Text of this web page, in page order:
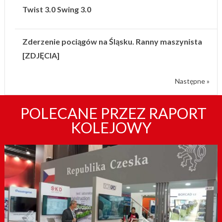
Twist 3.0 Swing 3.0
Zderzenie pociągów na Śląsku. Ranny maszynista
[ZDJĘCIA]
Następne »
POLECANE PRZEZ RAPORT
KOLEJOWY